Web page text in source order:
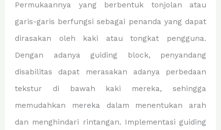
Permukaannya yang berbentuk tonjolan atau
garis-garis berfungsi sebagai penanda yang dapat
dirasakan oleh kaki atau tongkat pengguna.
Dengan adanya guiding block, penyandang
disabilitas dapat merasakan adanya perbedaan
tekstur di bawah kaki mereka, sehingga
memudahkan mereka dalam menentukan arah
dan menghindari rintangan. Implementasi guiding